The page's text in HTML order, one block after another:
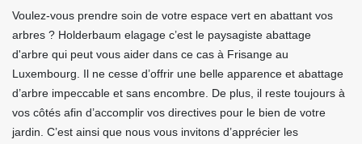
Voulez-vous prendre soin de votre espace vert en abattant vos
arbres ? Holderbaum elagage c’est le paysagiste abattage
d'arbre qui peut vous aider dans ce cas à Frisange au
Luxembourg. Il ne cesse d’offrir une belle apparence et abattage
d’arbre impeccable et sans encombre. De plus, il reste toujours à
vos côtés afin d’accomplir vos directives pour le bien de votre
jardin. C’est ainsi que nous vous invitons d’apprécier les